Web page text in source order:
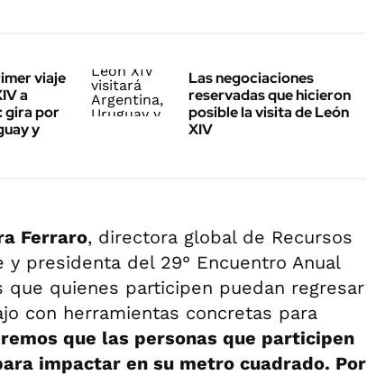
viaje
a
gira por
y
Las negociaciones
reservadas que hicieron
posible la visita de León
XIV
Ferraro, directora global de Recursos
y presidenta del 29° Encuentro Anual
que quienes participen puedan regresar
con herramientas concretas para
que las personas que participen
impactar en su metro cuadrado. Por